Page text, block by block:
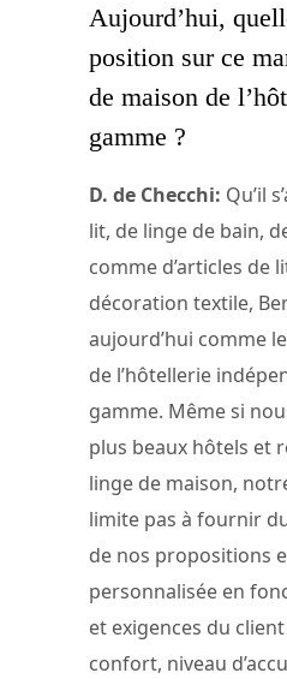
Aujourd’hui,
position sur ce
de maison de
gamme ?
D. de Checchi: Qu’il
lit, de linge de bain,
comme d’articles de
décoration textile,
aujourd’hui comme
de l’hôtellerie
gamme. Même si
plus beaux hôtels et
linge de maison,
limite pas à fournir
de nos propositions
personnalisée en
et exigences du
confort, niveau